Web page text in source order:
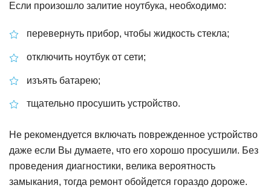
Если произошло залитие ноутбука, необходимо:
перевернуть прибор, чтобы жидкость стекла;
отключить ноутбук от сети;
изъять батарею;
тщательно просушить устройство.
Не рекомендуется включать поврежденное устройство
даже если Вы думаете, что его хорошо просушили. Без
проведения диагностики, велика вероятность
замыкания, тогда ремонт обойдется гораздо дороже.